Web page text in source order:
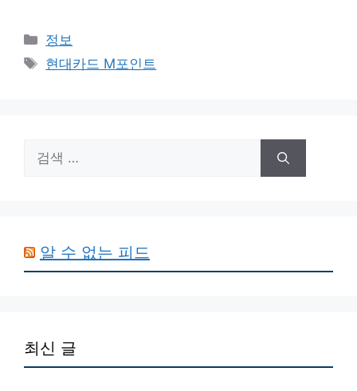
카
테
정보
태
현대카드 M포인트
색:
알 수 없는 피드
최신 글